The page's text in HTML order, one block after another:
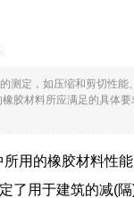
测定，如压缩和剪切性能
胶材料所应满足的具体
用的橡胶材料性
了用于建筑的减(